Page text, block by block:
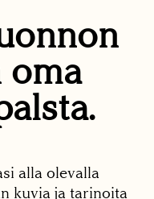
oma
alla olevalla
kuvia ja tarinoita